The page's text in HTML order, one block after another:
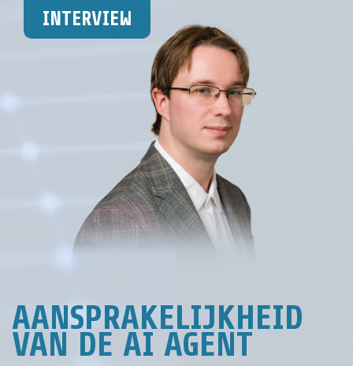
INTERVIEW
AANSPRAKELIJKHEID
VAN DE AI AGENT